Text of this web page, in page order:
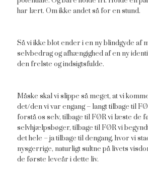
har lært. Om ikke andet så for en stund.
Så vi ikke blot ender i en ny blindgyde af
selvbedrag og afhængighed af en ny
den frelste og indsigtsfulde.
Måske skal vi slippe så meget, at vi
det/den vi var engang – langt tilbage til
forstå os selv, tilbage til FØR vi læste de
selvhjælpsbøger, tilbage til FØR vi
det hele – ja tilbage til dengang, hvor vi
nysgerrige, naturligt sultne på livets
de første leveår i dette liv.